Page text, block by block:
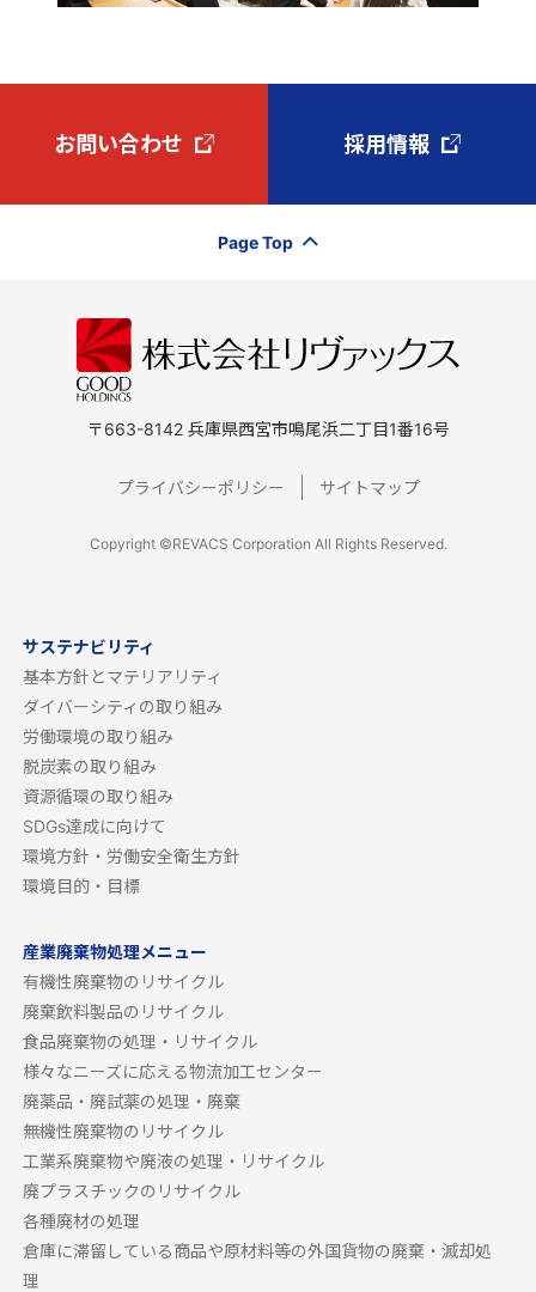
お問い合わせ 採用情報
Page Top
〒663-8142 兵庫県西宮市鳴尾浜二丁目1番16号
プライバシーポリシー サイトマップ
Copyright ©REVACS Corporation All Rights Reserved.
サステナビリティ
基本方針とマテリアリティ
ダイバーシティの取り組み
労働環境の取り組み
脱炭素の取り組み
資源循環の取り組み
SDGs達成に向けて
環境方針・労働安全衛生方針
環境目的・目標
産業廃棄物処理メニュー
有機性廃棄物のリサイクル
廃棄飲料製品のリサイクル
食品廃棄物の処理・リサイクル
様々なニーズに応える物流加工センター
廃薬品・廃試薬の処理・廃棄
無機性廃棄物のリサイクル
工業系廃棄物や廃液の処理・リサイクル
廃プラスチックのリサイクル
各種廃材の処理
倉庫に滞留している商品や原材料等の外国貨物の廃棄・滅却処
理